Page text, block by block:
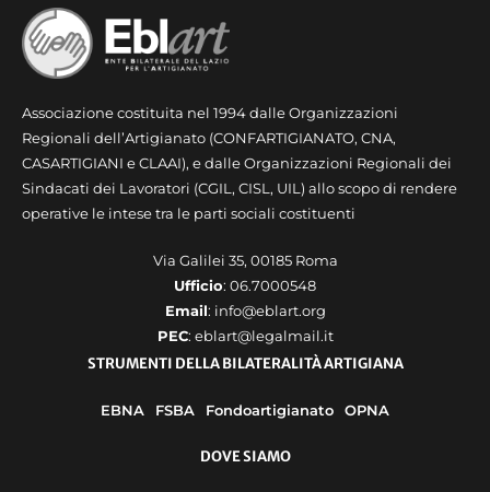
Associazione costituita nel 1994 dalle Organizzazioni
Regionali dell’Artigianato (CONFARTIGIANATO, CNA,
CASARTIGIANI e CLAAI), e dalle Organizzazioni Regionali dei
Sindacati dei Lavoratori (CGIL, CISL, UIL) allo scopo di rendere
operative le intese tra le parti sociali costituenti
Via Galilei 35, 00185 Roma
Ufficio: 06.7000548
Email: info@eblart.org
PEC: eblart@legalmail.it
STRUMENTI DELLA BILATERALITÀ ARTIGIANA
EBNA FSBA Fondoartigianato OPNA
DOVE SIAMO